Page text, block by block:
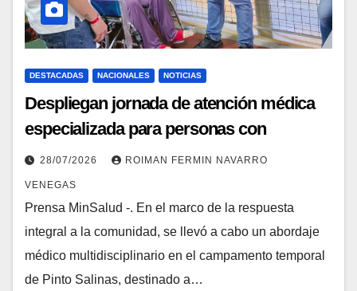
DESTACADAS NACIONALES NOTICIAS
Despliegan jornada de atención médica
especializada para personas con
discapacidad en el Campamento
Temporal Pinto Salinas
28/07/2026 ROIMAN FERMIN NAVARRO
VENEGAS
Prensa MinSalud -. En el marco de la respuesta
integral a la comunidad, se llevó a cabo un abordaje
médico multidisciplinario en el campamento temporal
de Pinto Salinas, destinado a…